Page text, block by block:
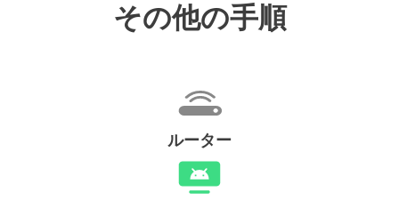
その他の手順
ルーター